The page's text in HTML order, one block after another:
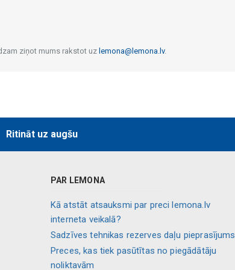
ziņot mums rakstot uz lemona@lemona.lv.
Ritināt uz augšu
PAR LEMONA
Kā atstāt atsauksmi par preci lemona.lv
interneta veikalā?
Sadzīves tehnikas rezerves daļu pieprasījums
Preces, kas tiek pasūtītas no piegādātāju
noliktavām